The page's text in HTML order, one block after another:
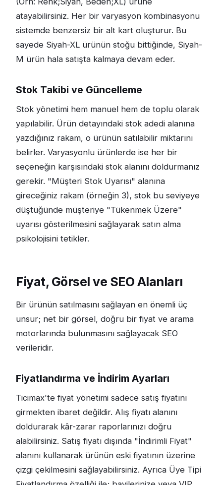
atayabilirsiniz. Her bir varyasyon kombinasyonu
sistemde benzersiz bir alt kart oluşturur. Bu
sayede Siyah-XL ürünün stoğu bittiğinde, Siyah-
M ürün hala satışta kalmaya devam eder.
Stok Takibi ve Güncelleme
Stok yönetimi hem manuel hem de toplu olarak
yapılabilir. Ürün detayındaki stok adedi alanına
yazdığınız rakam, o ürünün satılabilir miktarını
belirler. Varyasyonlu ürünlerde ise her bir
seçeneğin karşısındaki stok alanını doldurmanız
gerekir. "Müşteri Stok Uyarısı" alanına
gireceğiniz rakam (örneğin 3), stok bu seviyeye
düştüğünde müşteriye "Tükenmek Üzere"
uyarısı gösterilmesini sağlayarak satın alma
psikolojisini tetikler.
Fiyat, Görsel ve SEO Alanları
Bir ürünün satılmasını sağlayan en önemli üç
unsur; net bir görsel, doğru bir fiyat ve arama
motorlarında bulunmasını sağlayacak SEO
verileridir.
Fiyatlandırma ve İndirim Ayarları
Ticimax'te fiyat yönetimi sadece satış fiyatını
girmekten ibaret değildir. Alış fiyatı alanını
doldurarak kâr-zarar raporlarınızı doğru
alabilirsiniz. Satış fiyatı dışında "İndirimli Fiyat"
alanını kullanarak ürünün eski fiyatının üzerine
çizgi çekilmesini sağlayabilirsiniz. Ayrıca Üye Tipi